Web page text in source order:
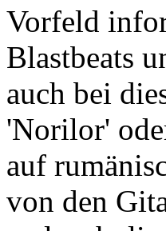
Vorfeld
Blastbeats
auch bei
'Norilor'
auf
von den